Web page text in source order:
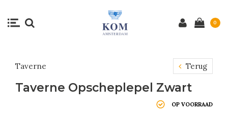
0
Taverne Terug
Taverne Opscheplepel Zwart
OP VOORRAAD